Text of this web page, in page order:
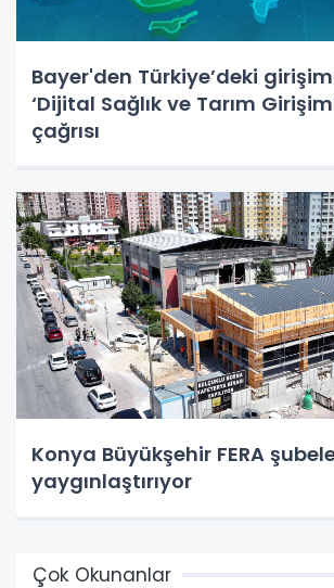
Bayer'den Türkiye’deki
‘Dijital Sağlık ve Tarım
çağrısı
Konya Büyükşehir FERA
yaygınlaştırıyor
Çok Okunanlar